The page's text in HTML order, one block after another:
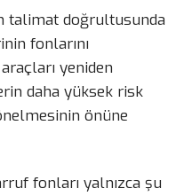
talimat doğrultusunda
fonlarını
yeniden
daha yüksek risk
önüne
fonları yalnızca şu